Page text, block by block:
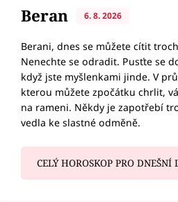
Beran 6. 8. 2026
Berani, dnes se můžete cítit
Nenechte se odradit. Pusťte se
když jste myšlenkami jinde. V
kterou můžete zpočátku chrlit,
na rameni. Někdy je zapotřebí
vedla ke slastné odměně.
CELÝ HOROSKOP PRO DNEŠNÍ